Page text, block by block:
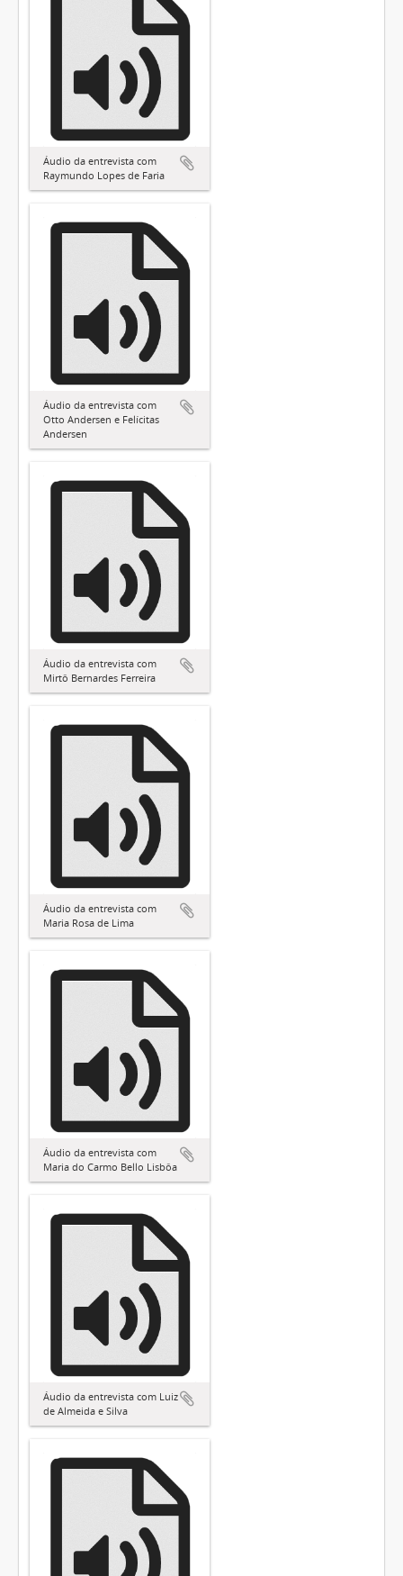
Áudio da entrevista com
Raymundo Lopes de Faria
Áudio da entrevista com
Otto Andersen e Felícitas
Andersen
Áudio da entrevista com
Mirtô Bernardes Ferreira
Áudio da entrevista com
Maria Rosa de Lima
Áudio da entrevista com
Maria do Carmo Bello Lisbôa
Áudio da entrevista com Luiz
de Almeida e Silva